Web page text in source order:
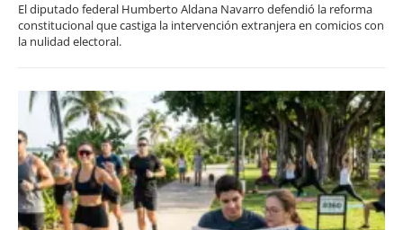
El diputado federal Humberto Aldana Navarro defendió la reforma
constitucional que castiga la intervención extranjera en comicios con
la nulidad electoral.